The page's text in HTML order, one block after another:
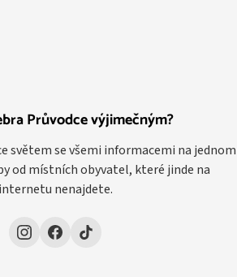
Průvodce výjimečným?
světem se všemi informacemi na jednom
od místních obyvatel, které jinde na
internetu nenajdete.